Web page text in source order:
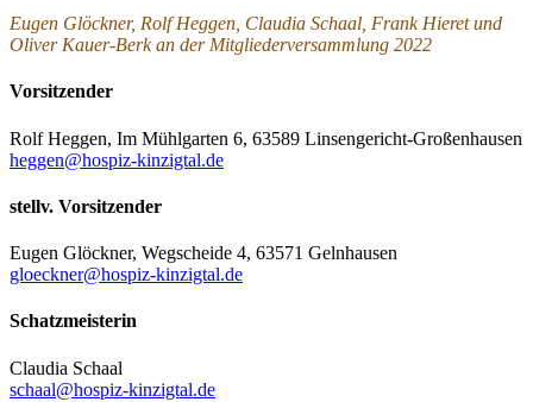
Eugen Glöckner, Rolf Heggen, Claudia Schaal, Frank Hieret und
Oliver Kauer-Berk an der Mitgliederversammlung 2022
Vorsitzender
Rolf Heggen, Im Mühlgarten 6, 63589 Linsengericht-Großenhausen
heggen@hospiz-kinzigtal.de
stellv. Vorsitzender
Eugen Glöckner, Wegscheide 4, 63571 Gelnhausen
gloeckner@hospiz-kinzigtal.de
Schatzmeisterin
Claudia Schaal
schaal@hospiz-kinzigtal.de